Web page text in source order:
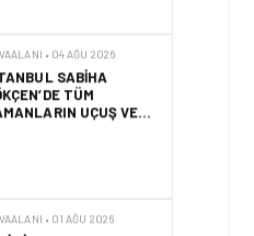
TÜM
UÇUŞ VE
REKORU KIRILDI
DIREKT